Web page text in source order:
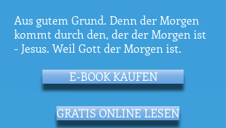
Aus gutem Grund. Denn der Morgen
kommt durch den, der der Morgen ist
- Jesus. Weil Gott der Morgen ist.
E-BOOK KAUFEN
GRATIS ONLINE LESEN